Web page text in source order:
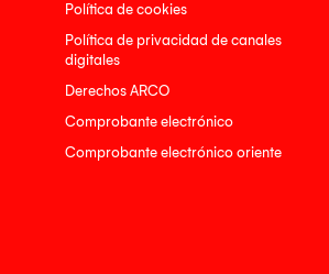
Política de cookies
Política de privacidad de canales
digitales
Derechos ARCO
Comprobante electrónico
Comprobante electrónico oriente